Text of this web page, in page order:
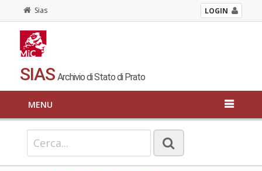
Sias LOGIN
SIAS Archivio di Stato di Prato
MENU